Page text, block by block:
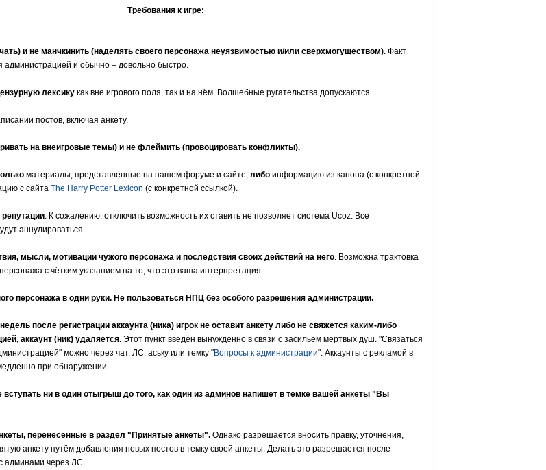
Требования к игре:
и не манчкинить (наделять своего персонажа неуязвимостью и/или сверхмогуществом). Факт
администрацией и обычно – довольно быстро.
лексику как вне игрового поля, так и на нём. Волшебные ругательства допускаются.
постов, включая анкету.
на внеигровые темы) и не флеймить (провоцировать конфликты).
материалы, представленные на нашем форуме и сайте, либо информацию из канона (с конкретной
с сайта The Harry Potter Lexicon (с конкретной ссылкой).
. К сожалению, отключить возможность их ставить не позволяет система Ucoz. Все
аннулироваться.
мысли, мотивации чужого персонажа и последствия своих действий на него. Возможна трактовка
с чётким указанием на то, что это ваша интерпретация.
персонажа в одни руки. Не пользоваться НПЦ без особого разрешения администрации.
после регистрации аккаунта (ника) игрок не оставит анкету либо не свяжется каким-либо
аккаунт (ник) удаляется. Этот пункт введён вынужденно в связи с засильем мёртвых душ. "Связаться
можно через чат, ЛС, аську или темку "Вопросы к администрации". Аккаунты с рекламой в
при обнаружении.
вступать ни в один отыгрыш до того, как один из админов напишет в темке вашей анкеты "Вы
перенесённые в раздел "Принятые анкеты". Однако разрешается вносить правку, уточнения,
анкету путём добавления новых постов в темку своей анкеты. Делать это разрешается после
админами через ЛС.